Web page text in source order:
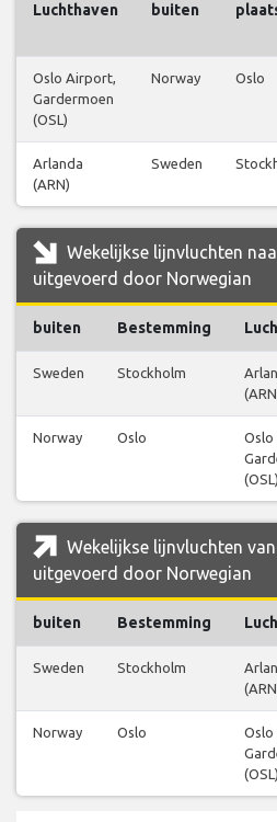
Luchthaven buiten
Oslo Airport,
Gardermoen
(OSL)
Norway Oslo
Arlanda
(ARN)
Sweden
Wekelijkse lijnvluchten
uitgevoerd door Norwegian
buiten Bestemming
Sweden Stockholm
Norway Oslo
(OSL)
Wekelijkse lijnvluchten
uitgevoerd door Norwegian
buiten Bestemming
Sweden Stockholm
Norway Oslo
(OSL)